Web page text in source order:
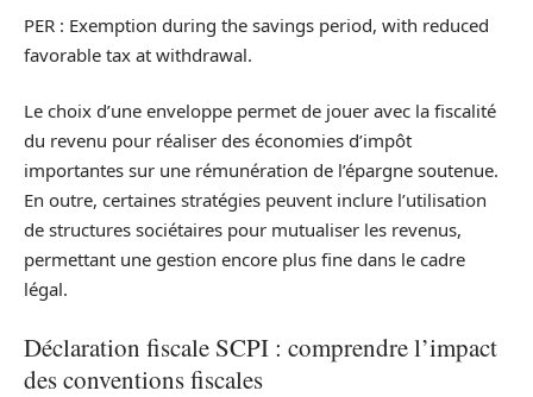
PER : Exemption during the savings period, with reduced
favorable tax at withdrawal.
Le choix d’une enveloppe permet de jouer avec la fiscalité
du revenu pour réaliser des économies d’impôt
importantes sur une rémunération de l’épargne soutenue.
En outre, certaines stratégies peuvent inclure l’utilisation
de structures sociétaires pour mutualiser les revenus,
permettant une gestion encore plus fine dans le cadre
légal.
Déclaration fiscale SCPI : comprendre l’impact
des conventions fiscales